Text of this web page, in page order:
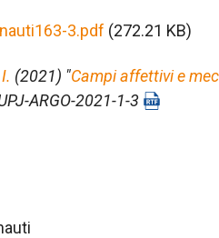
3.pdf (272.21 KB)
(2021) "Campi affettivi e
ARGO-2021-1-3